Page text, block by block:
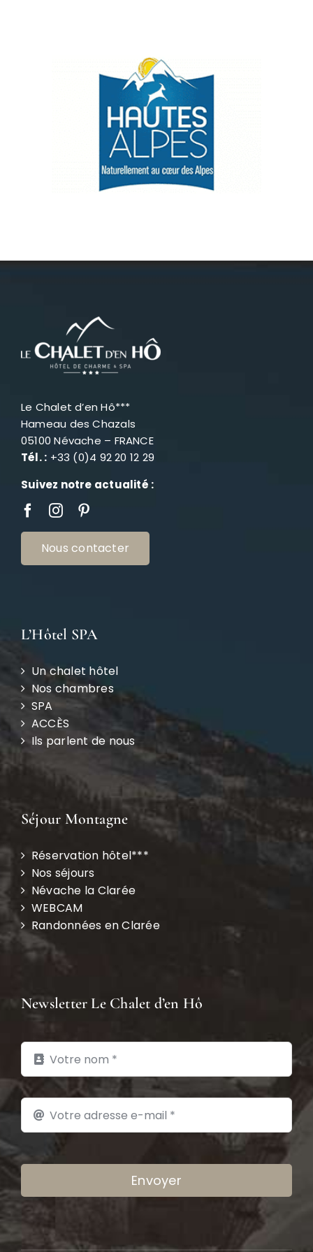
Le Chalet d’en Hô***
Hameau des Chazals
05100 Névache – FRANCE
Tél. : +33 (0)4 92 20 12 29
Suivez notre actualité :
Nous contacter
L’Hôtel SPA
Un chalet hôtel
Nos chambres
SPA
ACCÈS
Ils parlent de nous
Séjour Montagne
Réservation hôtel***
Nos séjours
Névache la Clarée
WEBCAM
Randonnées en Clarée
Newsletter Le Chalet d’en Hô
Envoyer